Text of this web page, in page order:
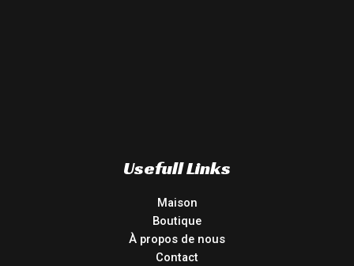
Usefull Links
Maison
Boutique
À propos de nous
Contact